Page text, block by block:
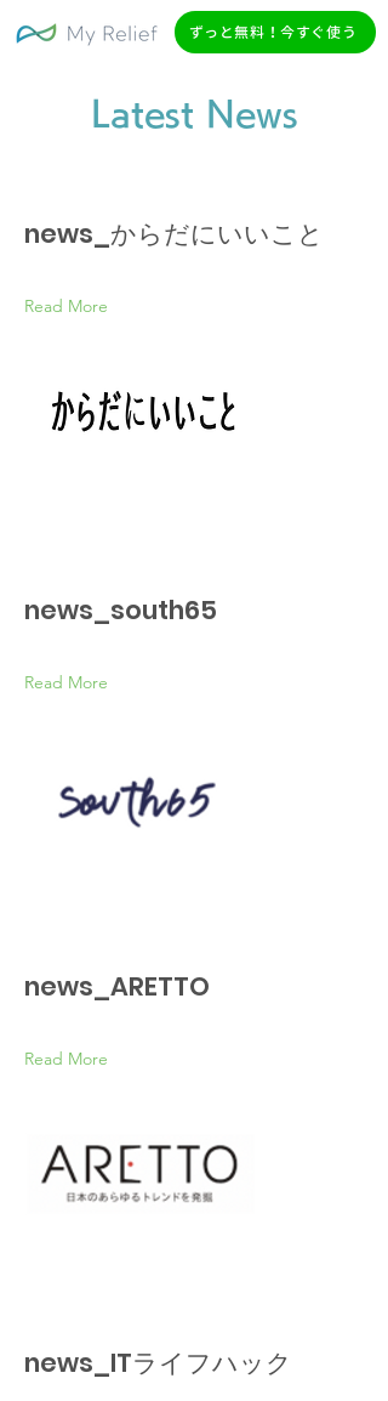
ずっと無料！今すぐ使う
Latest News
news_からだにいいこと
Read More
news_south65
Read More
news_ARETTO
Read More
news_ITライフハック